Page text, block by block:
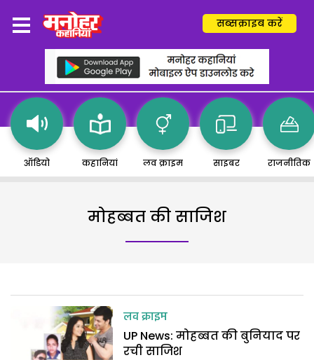
सब्सक्राइब करें
ऑडियो कहानियां लव क्राइम साइबर राजनीतिक
मोहब्बत की साजिश
लव क्राइम
UP News: मोहब्बत की बुनियाद पर
रची साजिश